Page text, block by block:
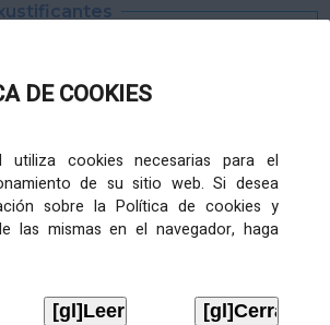
DE COOKIES
utiliza cookies necesarias para el
de su sitio web. Si desea
sobre la Política de cookies y
las mismas en el navegador, haga